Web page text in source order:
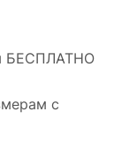
БЕСПЛАТНО
с